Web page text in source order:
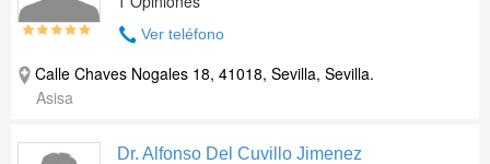
Ver teléfono
Calle Chaves Nogales 18, 41018, Sevilla, Sevilla.
Asisa
Dr. Alfonso Del Cuvillo Jimenez